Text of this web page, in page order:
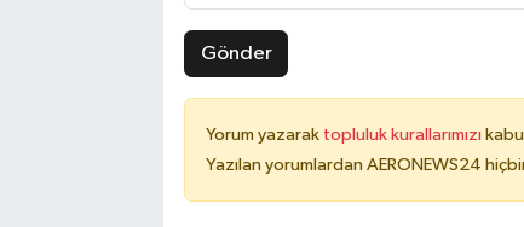
Gönder
Yorum yazarak topluluk kurallarımızı
Yazılan yorumlardan AERONEWS24